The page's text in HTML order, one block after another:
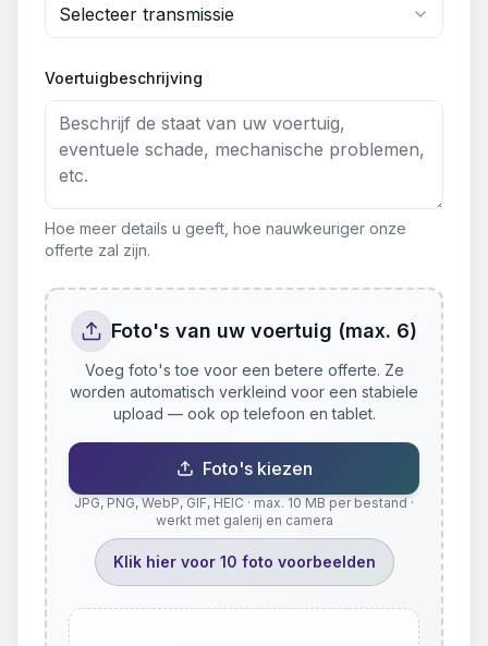
Selecteer transmissie
Voertuigbeschrijving
Hoe meer details u geeft, hoe nauwkeuriger onze
offerte zal zijn.
Foto's van uw voertuig (max. 6)
Voeg foto's toe voor een betere offerte. Ze
worden automatisch verkleind voor een stabiele
upload — ook op telefoon en tablet.
Foto's kiezen
JPG, PNG, WebP, GIF, HEIC · max. 10 MB per bestand ·
werkt met galerij en camera
Klik hier voor 10 foto voorbeelden